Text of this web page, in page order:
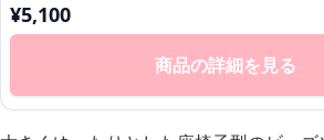
¥5,100
商品の詳細を見る